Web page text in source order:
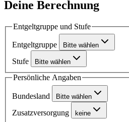
Deine Berechnung
Entgeltgruppe und Stufe
Entgeltgruppe Bitte wählen
Stufe Bitte wählen
Persönliche Angaben
Bundesland Bitte wählen
Zusatzversorgung keine